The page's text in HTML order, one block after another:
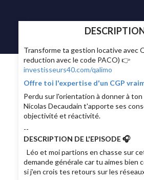
Transforme ta gestion locative avec
reduction avec le code PACO) 👉
investisseurs40.com/qalimo
Offre toi l'expertise d'un CGP
Perdu sur l'orientation à donner à ton
Nicolas Decaudain t'apporte ses
objectivité et réactivité.
--
DESCRIPTION DE L'EPISODE 🎧
Léo et moi partions en chasse sur
demande générale car tu aimes bien
si j’en crois tes retours sur les